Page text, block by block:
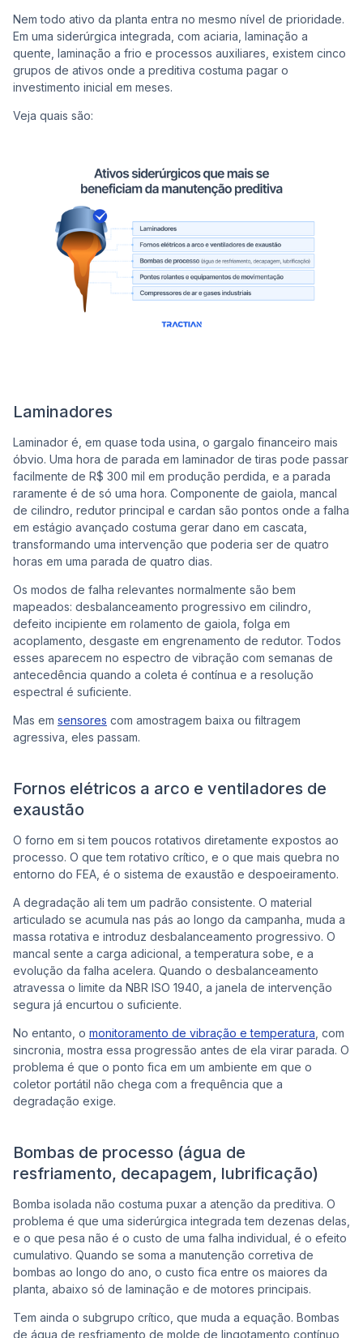
Nem todo ativo da planta entra no mesmo nível de prioridade.
Em uma siderúrgica integrada, com aciaria, laminação a
quente, laminação a frio e processos auxiliares, existem cinco
grupos de ativos onde a preditiva costuma pagar o
investimento inicial em meses.
Veja quais são:
Laminadores
Laminador é, em quase toda usina, o gargalo financeiro mais
óbvio. Uma hora de parada em laminador de tiras pode passar
facilmente de R$ 300 mil em produção perdida, e a parada
raramente é de só uma hora. Componente de gaiola, mancal
de cilindro, redutor principal e cardan são pontos onde a falha
em estágio avançado costuma gerar dano em cascata,
transformando uma intervenção que poderia ser de quatro
horas em uma parada de quatro dias.
Os modos de falha relevantes normalmente são bem
mapeados: desbalanceamento progressivo em cilindro,
defeito incipiente em rolamento de gaiola, folga em
acoplamento, desgaste em engrenamento de redutor. Todos
esses aparecem no espectro de vibração com semanas de
antecedência quando a coleta é contínua e a resolução
espectral é suficiente.
Mas em sensores com amostragem baixa ou filtragem
agressiva, eles passam.
Fornos elétricos a arco e ventiladores de
exaustão
O forno em si tem poucos rotativos diretamente expostos ao
processo. O que tem rotativo crítico, e o que mais quebra no
entorno do FEA, é o sistema de exaustão e despoeiramento.
A degradação ali tem um padrão consistente. O material
articulado se acumula nas pás ao longo da campanha, muda a
massa rotativa e introduz desbalanceamento progressivo. O
mancal sente a carga adicional, a temperatura sobe, e a
evolução da falha acelera. Quando o desbalanceamento
atravessa o limite da NBR ISO 1940, a janela de intervenção
segura já encurtou o suficiente.
No entanto, o monitoramento de vibração e temperatura , com
sincronia, mostra essa progressão antes de ela virar parada. O
problema é que o ponto fica em um ambiente em que o
coletor portátil não chega com a frequência que a
degradação exige.
Bombas de processo (água de
resfriamento, decapagem, lubrificação)
Bomba isolada não costuma puxar a atenção da preditiva. O
problema é que uma siderúrgica integrada tem dezenas delas,
e o que pesa não é o custo de uma falha individual, é o efeito
cumulativo. Quando se soma a manutenção corretiva de
bombas ao longo do ano, o custo fica entre os maiores da
planta, abaixo só de laminação e de motores principais.
Tem ainda o subgrupo crítico, que muda a equação. Bombas
de água de resfriamento de molde de lingotamento contínuo,